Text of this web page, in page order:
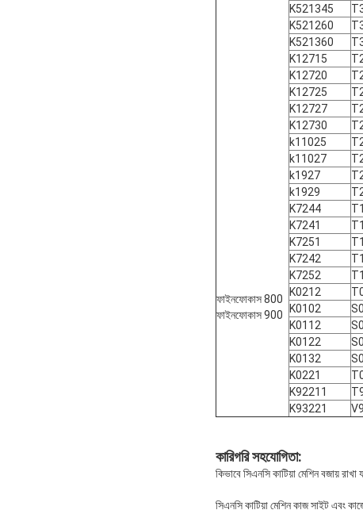
ফাইনফোকাস 800
ফাইনফোকাস 900
K521345
K521260
K521360
K12715
K12720
K12725
K12727
K12730
k11025
k11027
k1927
k1929
K7244
K7241
K7251
K7242
K7252
K0212
K0102
K0112
K0122
K0132
K0221
K92211
K93221
কারিগরি সহযোগিতা:
কিভাবে সিএনসি কাটিয়া মেশিন বজায় রাখা
সিএনসি কাটিয়া মেশিন কাজ সাইট এবং